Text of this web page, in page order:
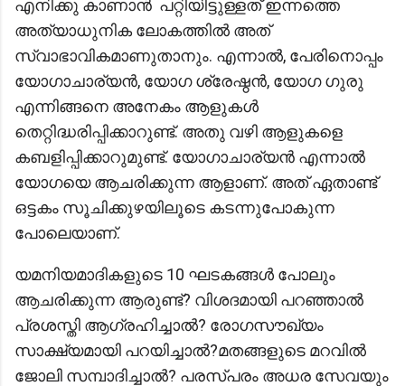
എനിക്കു കാണാൻ പറ്റിയിട്ടുള്ളത് ഇന്നത്തെ
അത്യാധുനിക ലോകത്തിൽ അത്
സ്വാഭാവികമാണുതാനും. എന്നാൽ, പേരിനൊപ്പം
യോഗാചാര്യൻ, യോഗ ശ്രേഷ്ഠൻ, യോഗ ഗുരു
എന്നിങ്ങനെ അനേകം ആളുകൾ
തെറ്റിദ്ധരിപ്പിക്കാറുണ്ട്. അതു വഴി ആളുകളെ
കബളിപ്പിക്കാറുമുണ്ട്. യോഗാചാര്യൻ എന്നാൽ
യോഗയെ ആചരിക്കുന്ന ആളാണ്. അത് ഏതാണ്ട്
ഒട്ടകം സൂചിക്കുഴയിലൂടെ കടന്നുപോകുന്ന
പോലെയാണ്.
യമനിയമാദികളുടെ 10 ഘടകങ്ങൾ പോലും
ആചരിക്കുന്ന ആരുണ്ട്? വിശദമായി പറഞ്ഞാൽ
പ്രശസ്തി ആഗ്രഹിച്ചാൽ? രോഗസൗഖ്യം
സാക്ഷ്യമായി പറയിച്ചാൽ?മതങ്ങളുടെ മറവിൽ
ജോലി സമ്പാദിച്ചാൽ? പരസ്പരം അധര സേവയും